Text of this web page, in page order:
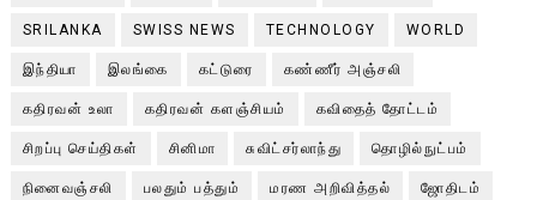
SRILANKA SWISS NEWS TECHNOLOGY WORLD
இந்தியா இலங்கை கட்டுரை கண்ணீர் அஞ்சலி
கதிரவன் உலா கதிரவன் களஞ்சியம் கவிதைத் தோட்டம்
சிறப்பு செய்திகள் சினிமா சுவிட்சர்லாந்து தொழில்நுட்பம்
நினைவஞ்சலி பலதும் பத்தும் மரண அறிவித்தல் ஜோதிடம்